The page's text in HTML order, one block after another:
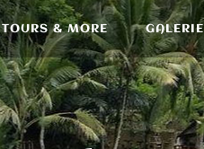
TOURS & MORE GALERIE